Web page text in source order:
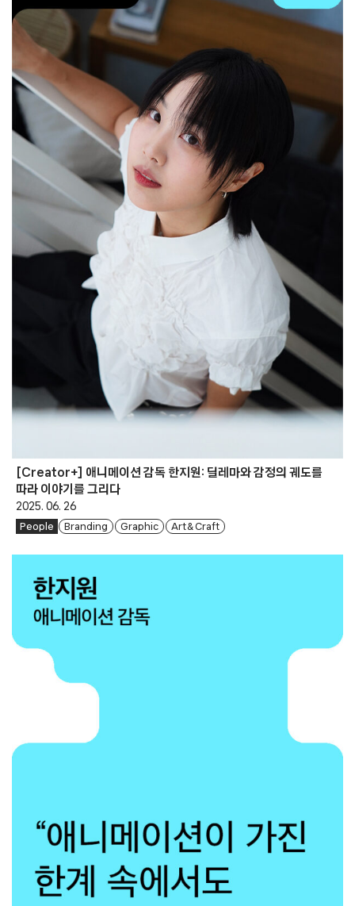
[Creator+] 애니메이션 감독 한지원: 딜레마와 감정의 궤도를
따라 이야기를 그리다
2025. 06. 26
People Branding Graphic Art & Craft